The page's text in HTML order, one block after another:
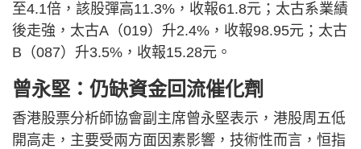
至4.1倍，該股彈高11.3%，收報61.8元；太古系業績
後走強，太古A（019）升2.4%，收報98.95元；太古
B（087）升3.5%，收報15.28元。
曾永堅：仍缺資金回流催化劑
香港股票分析師協會副主席曾永堅表示，港股周五低
開高走，主要受兩方面因素影響，技術性而言，恒指